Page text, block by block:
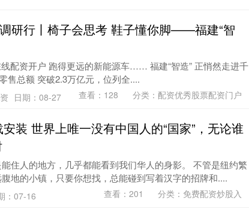
研行丨椅子会思考 鞋子懂你脚——福建“智
配资开户 跑得更远的新能源车…… 福建“智造” 正悄然走进千
售总额 突破2.3万亿元，位列全....
日期：08-27 查看： 128 分类： 配资优秀股票配资门户
装 世界上唯一没有中国人的“国家”，无论谁
住人的地方，几乎都能看到我们华人的身影。 不管是纽约繁
地的小镇，只要你想找，总能碰到写着汉字的招牌和....
：07-16 查看： 201 分类： 免费配资炒股入